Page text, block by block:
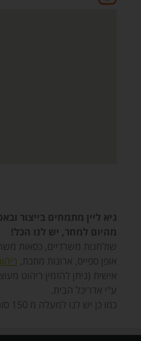
גיא ליין מתמחים בייצור
מהיום למחר, יש לנו הכל!
שולחנות משרדיים, כסאות
אופן ספייס, ארונות מתכת,
אישית (ניתן להזמין ריהוט
ע"י אדריכל הבית.
כמו כן יש לנו למעלה מ 150 סוגים של